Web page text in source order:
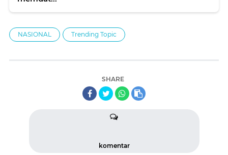
NASIONAL Trending Topic
SHARE
komentar